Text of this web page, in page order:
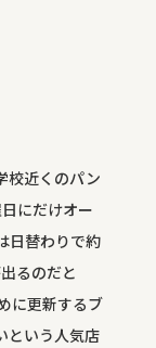
校近くのパン
にだけオー
日替わりで約
るのだと
に更新するブ
という人気店